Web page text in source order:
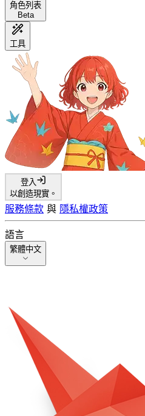
角色列表
Beta
工具
登入
以創造現實。
服務條款 與 隱私權政策
語言
繁體中文